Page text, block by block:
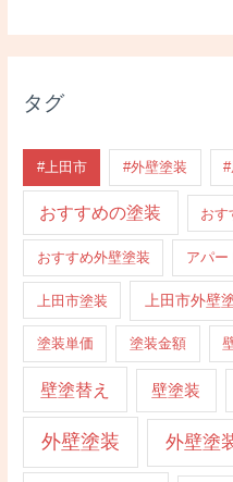
タグ
#上田市 #外壁塗装
おすすめの塗装 おす
おすすめ外壁塗装 アパー
上田市塗装 上田市外壁
塗装単価 塗装金額
壁塗替え 壁塗装
外壁塗装 外壁塗